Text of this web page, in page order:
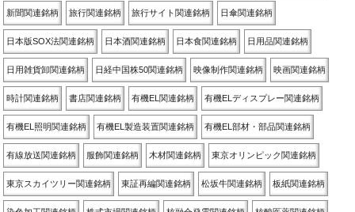
新聞関連銘柄 旅行関連銘柄 旅行サイト関連銘柄 日傘関連銘柄
日本版SOX法関連銘柄 日本酒関連銘柄 日本食関連銘柄 日用品関連銘柄
日用雑貨卸関連銘柄 日経中国株50関連銘柄 映像制作関連銘柄 映画関連銘柄
時計関連銘柄 書店関連銘柄 有機EL関連銘柄 有機ELディスプレー関連銘柄
有機EL照明関連銘柄 有機EL製造装置関連銘柄 有機EL部材・部品関連銘柄
有線放送関連銘柄 服飾関連銘柄 木材関連銘柄 東京オリンピック関連銘柄
東京スカイツリー関連銘柄 東証再編関連銘柄 松坂牛関連銘柄 板紙関連銘柄